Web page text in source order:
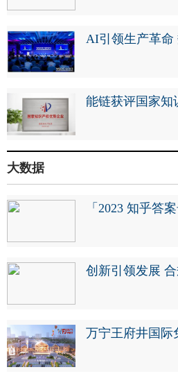
AI引领生产革命
能链获评国家知
大数据
「2023 知乎答
创新引领发展
万宁王府井国际